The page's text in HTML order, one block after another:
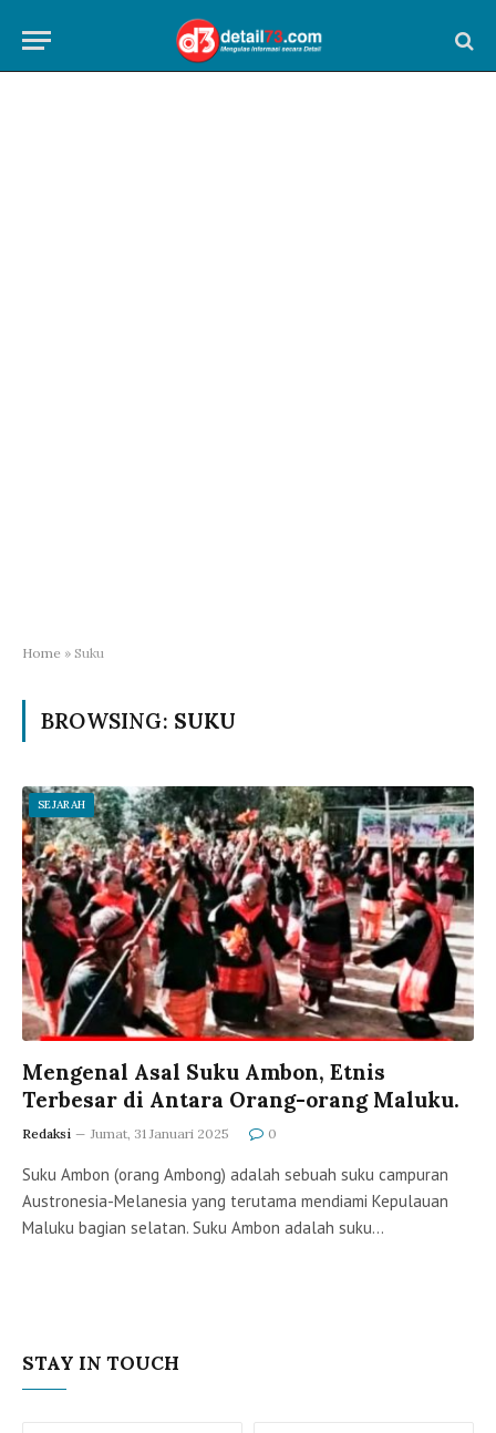
Home » Suku
BROWSING: SUKU
SEJARAH
Mengenal Asal Suku Ambon, Etnis
Terbesar di Antara Orang-orang Maluku.
Redaksi Jumat, 31 Januari 2025 0
Suku Ambon (orang Ambong) adalah sebuah suku campuran
Austronesia-Melanesia yang terutama mendiami Kepulauan
Maluku bagian selatan. Suku Ambon adalah suku…
STAY IN TOUCH